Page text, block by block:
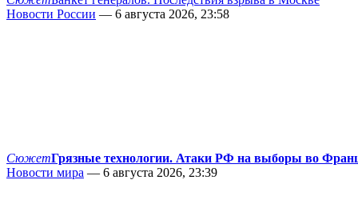
Новости России — 6 августа 2026, 23:58
СюжетГрязные технологии. Атаки РФ на выборы во
Новости мира — 6 августа 2026, 23:39